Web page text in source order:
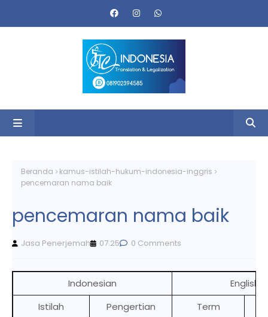
Beranda
kamus-istilah-hukum-indonesia-inggris
pencemaran nama baik
pencemaran nama baik
Jasa Penerjemah 07.25 0 Comments
Indonesian
English
Istilah
Pengertian Term